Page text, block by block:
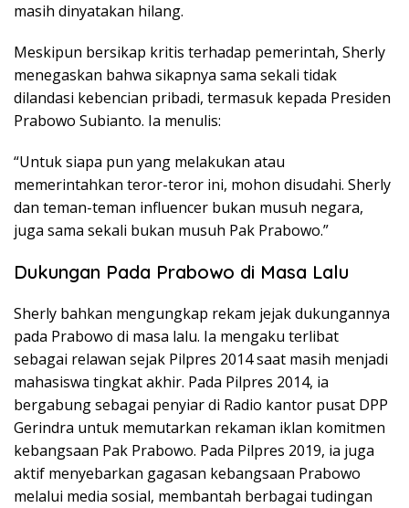
masih dinyatakan hilang.
Meskipun bersikap kritis terhadap pemerintah, Sherly
menegaskan bahwa sikapnya sama sekali tidak
dilandasi kebencian pribadi, termasuk kepada Presiden
Prabowo Subianto. Ia menulis:
“Untuk siapa pun yang melakukan atau
memerintahkan teror-teror ini, mohon disudahi. Sherly
dan teman-teman influencer bukan musuh negara,
juga sama sekali bukan musuh Pak Prabowo.”
Dukungan Pada Prabowo di Masa Lalu
Sherly bahkan mengungkap rekam jejak dukungannya
pada Prabowo di masa lalu. Ia mengaku terlibat
sebagai relawan sejak Pilpres 2014 saat masih menjadi
mahasiswa tingkat akhir. Pada Pilpres 2014, ia
bergabung sebagai penyiar di Radio kantor pusat DPP
Gerindra untuk memutarkan rekaman iklan komitmen
kebangsaan Pak Prabowo. Pada Pilpres 2019, ia juga
aktif menyebarkan gagasan kebangsaan Prabowo
melalui media sosial, membantah berbagai tudingan